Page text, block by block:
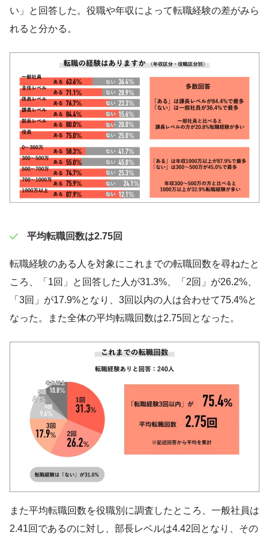
い」と回答した。役職や年収によって転職経験の差がみら
れると分かる。
平均転職回数は2.75回
転職経験のある人を対象にこれまでの転職回数を尋ねたと
ころ、「1回」と回答した人が31.3%、「2回」が26.2%、
「3回」が17.9%となり、3回以内の人は合わせて75.4%と
なった。また全体の平均転職回数は2.75回となった。
また平均転職回数を役職別に調査したところ、一般社員は
2.41回であるのに対し、部長レベルは4.42回となり、その